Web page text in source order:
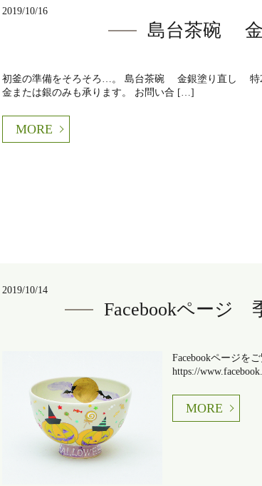
2019/10/16
島台茶碗 金
初釜の準備をそろそろ…。 島台茶碗 金銀塗り直し 特2
金または銀のみも承ります。 お問い合 […]
MORE
2019/10/14
Facebookページ
Facebookページ
https://
MORE